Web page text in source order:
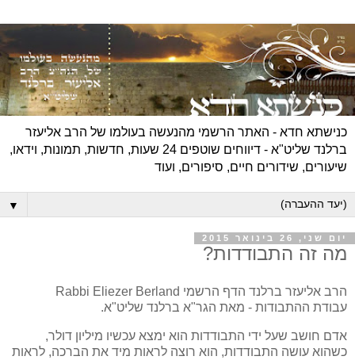
כנישתא חדא - האתר הרשמי מהנעשה בעולמו של הרב אליעזר
ברלנד שליט"א - דיווחים שוטפים 24 שעות, חדשות, תמונות, וידאו,
שיעורים, שידורים חיים, סיפורים, ועוד
▼
יום שני, 26 בינואר 2015
מה זה התבודדות?
הרב אליעזר ברלנד הדף הרשמי Rabbi Eliezer Berland
עבודת ההתבודות - מאת הגר"א ברלנד שליט"א.
אדם חושב שעל ידי התבודדות הוא ימצא עכשיו מיליון דולר,
כשהוא עושה התבודדות, הוא רוצה לראות מיד את הברכה, לראות